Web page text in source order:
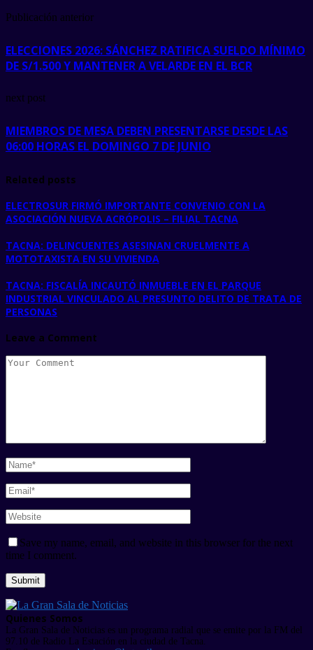
Publicación anterior
ELECCIONES 2026: SÁNCHEZ RATIFICA SUELDO MÍNIMO
DE S/1.500 Y MANTENER A VELARDE EN EL BCR
next post
MIEMBROS DE MESA DEBEN PRESENTARSE DESDE LAS
06:00 HORAS EL DOMINGO 7 DE JUNIO
Related posts
ELECTROSUR FIRMÓ IMPORTANTE CONVENIO CON LA
ASOCIACIÓN NUEVA ACRÓPOLIS – FILIAL TACNA
TACNA: DELINCUENTES ASESINAN CRUELMENTE A
MOTOTAXISTA EN SU VIVIENDA
TACNA: FISCALÍA INCAUTÓ INMUEBLE EN EL PARQUE
INDUSTRIAL VINCULADO AL PRESUNTO DELITO DE TRATA DE
PERSONAS
Leave a Comment
Save my name, email, and website in this browser for the next
time I comment.
Quienes Somos
La Gran Sala de Noticias es un programa radial que se emite por la FM del
97.10 de Radio La Estación en la ciudad de Tacna.